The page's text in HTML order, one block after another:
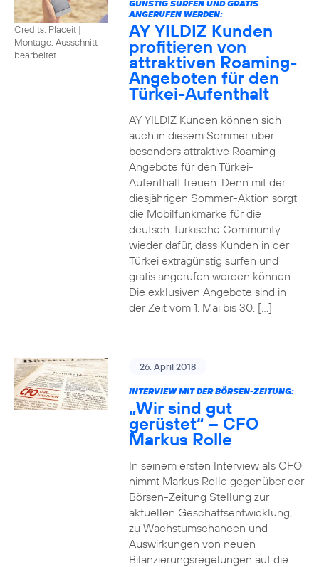
Credits: Placeit |
Montage, Ausschnitt
bearbeitet
GÜNSTIG SURFEN UND GRATIS
ANGERUFEN WERDEN:
AY YILDIZ Kunden
profitieren von
attraktiven Roaming-
Angeboten für den
Türkei-Aufenthalt
AY YILDIZ Kunden können sich
auch in diesem Sommer über
besonders attraktive Roaming-
Angebote für den Türkei-
Aufenthalt freuen. Denn mit der
diesjährigen Sommer-Aktion sorgt
die Mobilfunkmarke für die
deutsch-türkische Community
wieder dafür, dass Kunden in der
Türkei extragünstig surfen und
gratis angerufen werden können.
Die exklusiven Angebote sind in
der Zeit vom 1. Mai bis 30. […]
26. April 2018
INTERVIEW MIT DER BÖRSEN-ZEITUNG:
„Wir sind gut
gerüstet“ – CFO
Markus Rolle
In seinem ersten Interview als CFO
nimmt Markus Rolle gegenüber der
Börsen-Zeitung Stellung zur
aktuellen Geschäftsentwicklung,
zu Wachstumschancen und
Auswirkungen von neuen
Bilanzierungsregelungen auf die